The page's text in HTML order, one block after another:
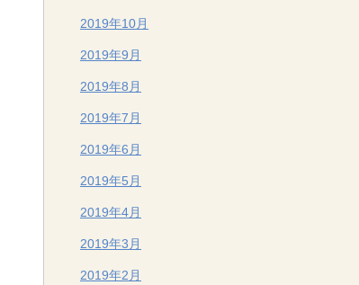
2019年10月
2019年9月
2019年8月
2019年7月
2019年6月
2019年5月
2019年4月
2019年3月
2019年2月